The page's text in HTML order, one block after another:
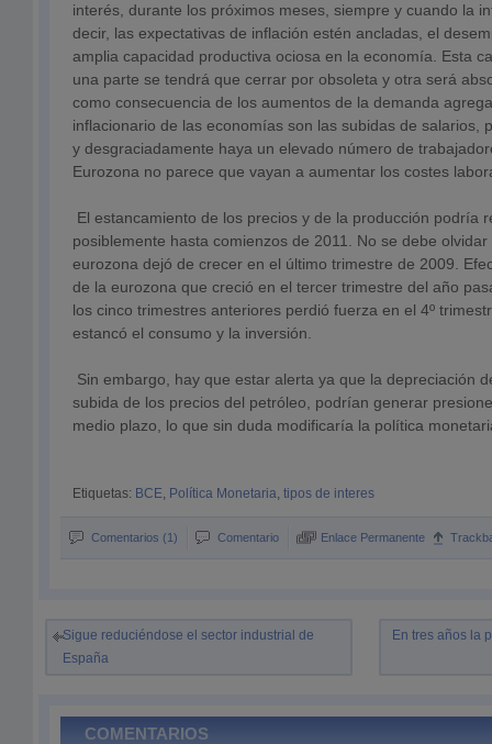
interés, durante los próximos meses, siempre y cuando la
decir, las expectativas de inflación estén ancladas, el
amplia capacidad productiva ociosa en la economía. Esta
una parte se tendrá que cerrar por obsoleta y otra será
como consecuencia de los aumentos de la demanda
inflacionario de las economías son las subidas de salarios,
y desgraciadamente haya un elevado número de
Eurozona no parece que vayan a aumentar los costes
El estancamiento de los precios y de la producción podría
posiblemente hasta comienzos de 2011. No se debe
eurozona dejó de crecer en el último trimestre de 2009.
de la eurozona que creció en el tercer trimestre del año
los cinco trimestres anteriores perdió fuerza en el 4º
estancó el consumo y la inversión.
Sin embargo, hay que estar alerta ya que la depreciación
subida de los precios del petróleo, podrían generar
medio plazo, lo que sin duda modificaría la política
Etiquetas: BCE, Política Monetaria, tipos de interes
Comentarios (1) Comentario Enlace Permanente
Sigue reduciéndose el sector industrial de
España
En tres años la
COMENTARIOS